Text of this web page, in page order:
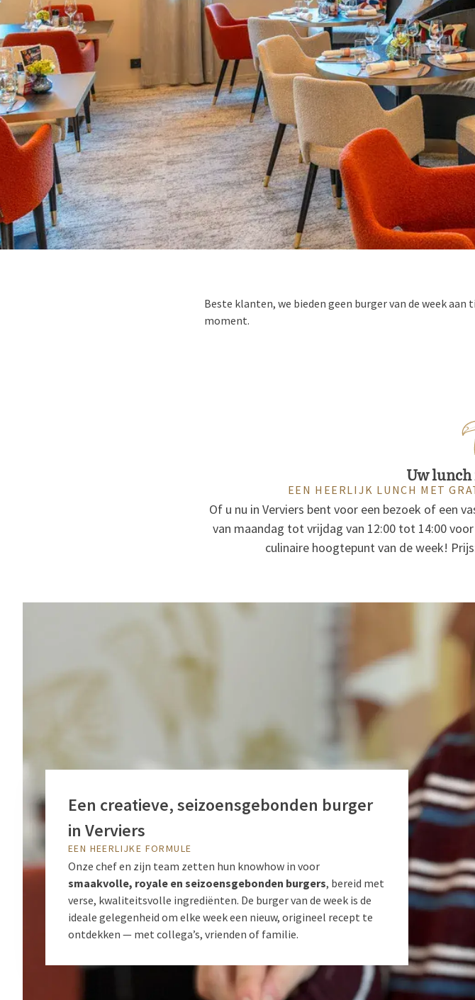
Beste klanten, we bieden geen burger van de week
moment.
Uw
EEN HEERLIJK LUNCH MET
Of u nu in Verviers bent voor een bezoek of een
van maandag tot vrijdag van 12:00 tot 14:00
culinaire hoogtepunt van de week!
Een creatieve, seizoensgebonden burger
in Verviers
EEN HEERLIJKE FORMULE
Onze chef en zijn team zetten hun knowhow in voor
smaakvolle, royale en seizoensgebonden burgers, bereid met
verse, kwaliteitsvolle ingrediënten. De burger van de week is de
ideale gelegenheid om elke week een nieuw, origineel recept te
ontdekken — met collega’s, vrienden of familie.